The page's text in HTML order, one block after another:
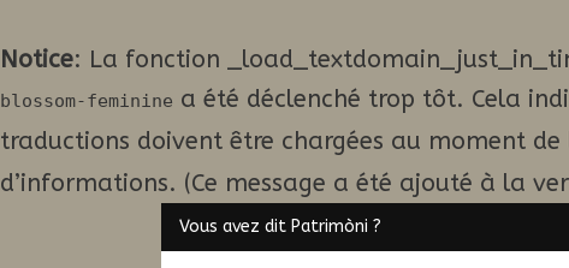
Notice: La fonction
blossom-feminine a été déclenché trop tôt. Cela
traductions doivent être chargées au moment de
d’informations. (Ce message a été ajouté à la
Vous avez dit Patrimòni ?